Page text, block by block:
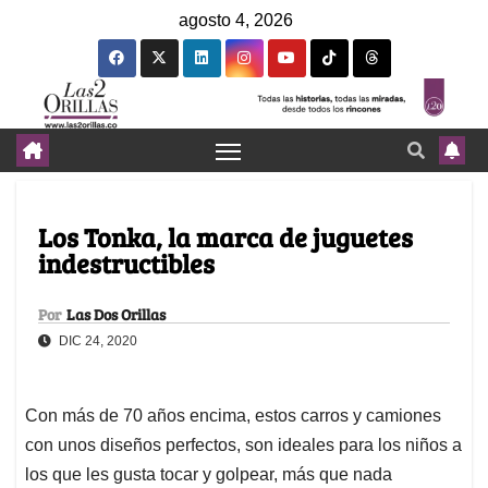
agosto 4, 2026
Los Tonka, la marca de juguetes
indestructibles
Por Las Dos Orillas
DIC 24, 2020
Con más de 70 años encima, estos carros y camiones
con unos diseños perfectos, son ideales para los niños a
los que les gusta tocar y golpear, más que nada